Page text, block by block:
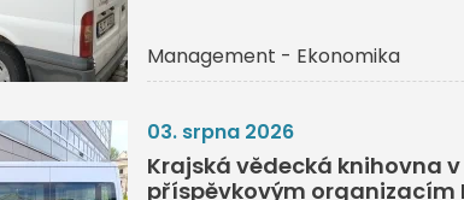
Management - Ekonomika
03. srpna 2026
Krajská vědecká knihovna
příspěvkovým organizacím